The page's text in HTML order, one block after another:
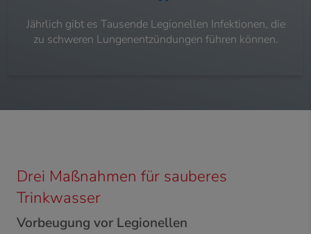
Jährlich gibt es Tausende Legionellen Infektionen, die
zu schweren Lungenentzündungen führen können.
Drei Maßnahmen für sauberes
Trinkwasser
Vorbeugung vor Legionellen